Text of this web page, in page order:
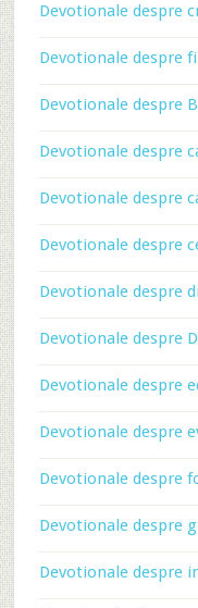
Devotionale despre
Devotionale despre
Devotionale despre
Devotionale despre
Devotionale despre
Devotionale despre
Devotionale despre
Devotionale despre
Devotionale despre
Devotionale despre
Devotionale despre
Devotionale despre
Devotionale despre